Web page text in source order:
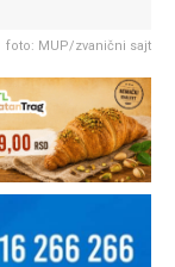
foto: MUP/zvanični sajt